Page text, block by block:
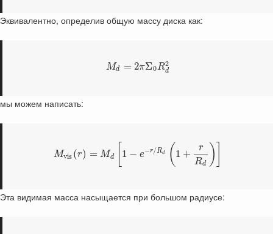
Эквивалентно, определив общую массу диска как:
Md = 2πΣ0R2
d
мы можем написать:
Mvis (r) = Md 1 − e−r/Rd ( 1 +
r
Rd )
Эта видимая масса насыщается при большом радиусе: